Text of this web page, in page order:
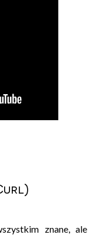
znane, ale